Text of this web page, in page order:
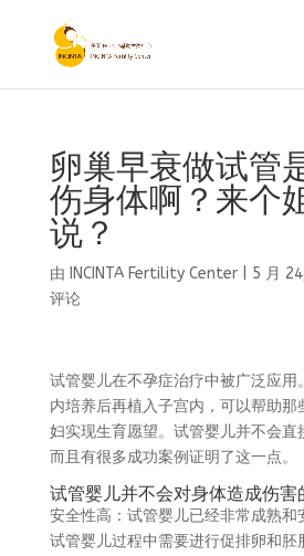
卵巢早衰做试管
伤身体啊？来个
说？
由 INCINTA Fertility Center| 5 月
评论
试管婴儿在不孕症治疗中被广泛应用
内培养后再植入子宫内，可以帮助那
妇实现生育愿望。试管婴儿并不会直
而且有很多成功案例证明了这一点。
试管婴儿并不会对身体造成伤害
安全性高：试管婴儿已经非常成熟和
试管婴儿过程中需要进行促排卵和胚